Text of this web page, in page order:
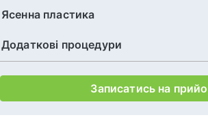
Ясенна пластика
Додаткові процедури
Записатись на